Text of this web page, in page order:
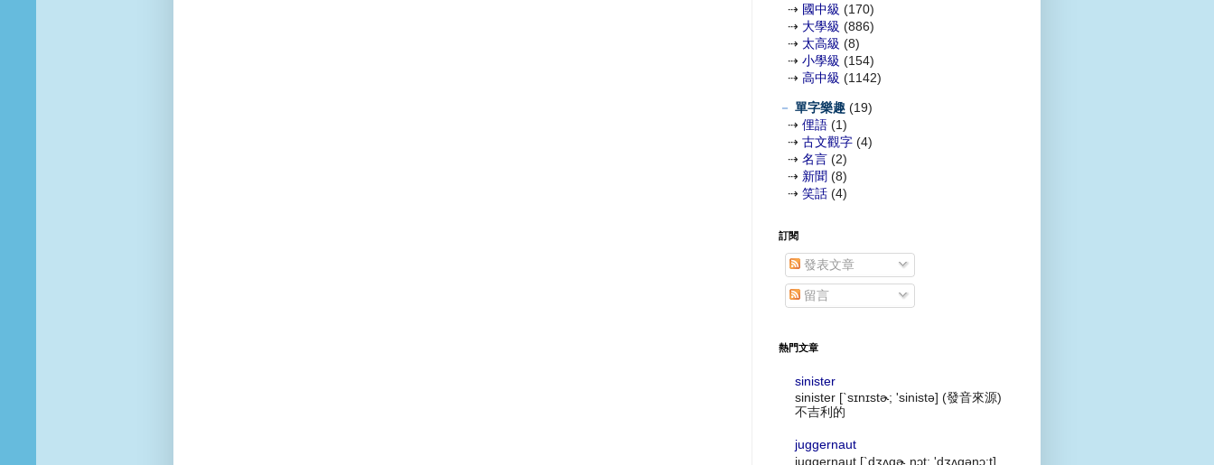
⇢ 國中級 (170)
⇢ 大學級 (886)
⇢ 太高級 (8)
⇢ 小學級 (154)
⇢ 高中級 (1142)
－ 單字樂趣 (19)
⇢ 俚語 (1)
⇢ 古文觀字 (4)
⇢ 名言 (2)
⇢ 新聞 (8)
⇢ 笑話 (4)
訂閱
發表文章
留言
熱門文章
sinister
sinister [`sɪnɪstɚ; 'sinistə] (發音來源)
不吉利的
juggernaut
juggernaut [`dʒʌgɚˌnɔt; 'dʒʌgənɔ:t]